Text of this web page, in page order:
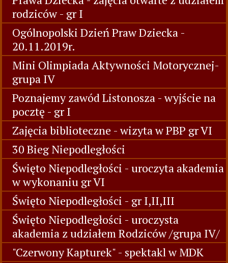
rodziców - gr I
Ogólnopolski Dzień Praw Dziecka -
20.11.2019r.
Mini Olimpiada Aktywności Motorycznej-
grupa IV
Poznajemy zawód Listonosza - wyjście na
pocztę - gr I
Zajęcia biblioteczne - wizyta w PBP gr VI
30 Bieg Niepodległości
Święto Niepodległości - uroczyta akademia
w wykonaniu gr VI
Święto Niepodległości - gr I,II,III
Święto Niepodległości - uroczysta
akademia z udziałem Rodziców /grupa IV/
"Czerwony Kapturek" - spektakl w MDK